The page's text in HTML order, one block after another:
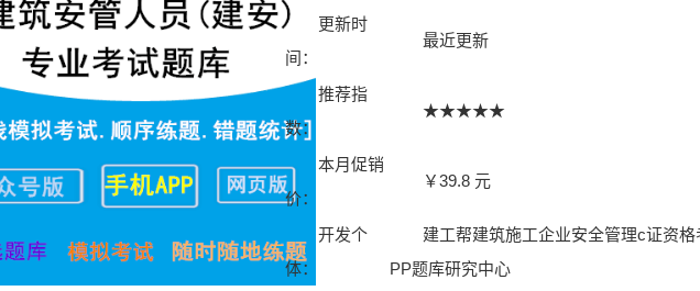
更新时
间：
最近更新
推荐指
数：
★★★★★
本月促销
价：
￥39.8 元
开发个
体：
建工帮建筑施工企业安全管理c证资
PP题库研究中心